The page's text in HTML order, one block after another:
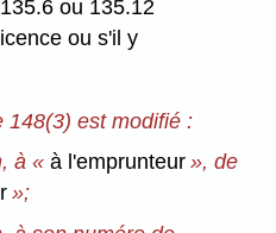
ou 135.12
ou s'il y
148(3) est modifié :
à «à l'emprunteur », de
»;